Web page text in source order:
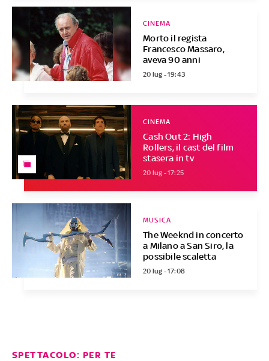
Morto il regista
Francesco Massaro,
aveva 90 anni
CINEMA
20 lug - 19:43
Cash Out 2: High
Rollers, il cast del film
stasera in tv
CINEMA
20 lug - 17:25
The Weeknd in concerto
a Milano a San Siro, la
possibile scaletta
MUSICA
20 lug - 17:08
SPETTACOLO: PER TE